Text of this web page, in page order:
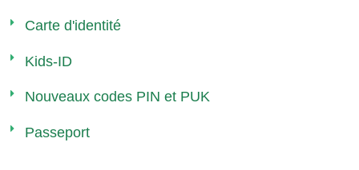
Carte d'identité
Kids-ID
Nouveaux codes PIN et PUK
Passeport